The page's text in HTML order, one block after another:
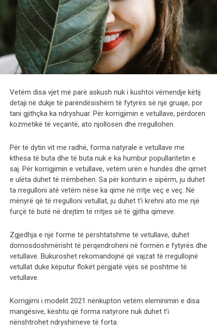
Vetëm disa vjet më parë askush nuk i kushtoi vëmendje këtij
detaji në dukje të parëndësishëm të fytyrës së një gruaje, por
tani gjithçka ka ndryshuar. Për korrigjimin e vetullave, përdoren
kozmetikë të veçantë, ato njollosen dhe rregullohen.
Për të dytin vit me radhë, forma natyrale e vetullave me
kthesa të buta dhe të buta nuk e ka humbur popullaritetin e
saj. Për korrigjimin e vetullave, vetëm urën e hundës dhe qimet
e ulëta duhet të rrëmbehen. Sa për konturin e sipërm, ju duhet
ta rregulloni atë vetëm nëse ka qime në rritje veç e veç. Në
mënyrë që të rregulloni vetullat, ju duhet t’i krehni ato me një
furçë të butë në drejtim të rritjes së të gjitha qimeve.
Zgjedhja e një forme të përshtatshme të vetullave, duhet
domosdoshmërisht të përqendroheni në formën e fytyrës dhe
vetullave. Bukuroshet rekomandojnë që vajzat të rregullojnë
vetullat duke këputur flokët përgjatë vijës së poshtme të
vetullave.
Korrigjimi i modelit 2021 nënkupton vetëm eleminimin e disa
mangësive, kështu që forma natyrore nuk duhet t’i
nënshtrohet ndryshimeve të forta.